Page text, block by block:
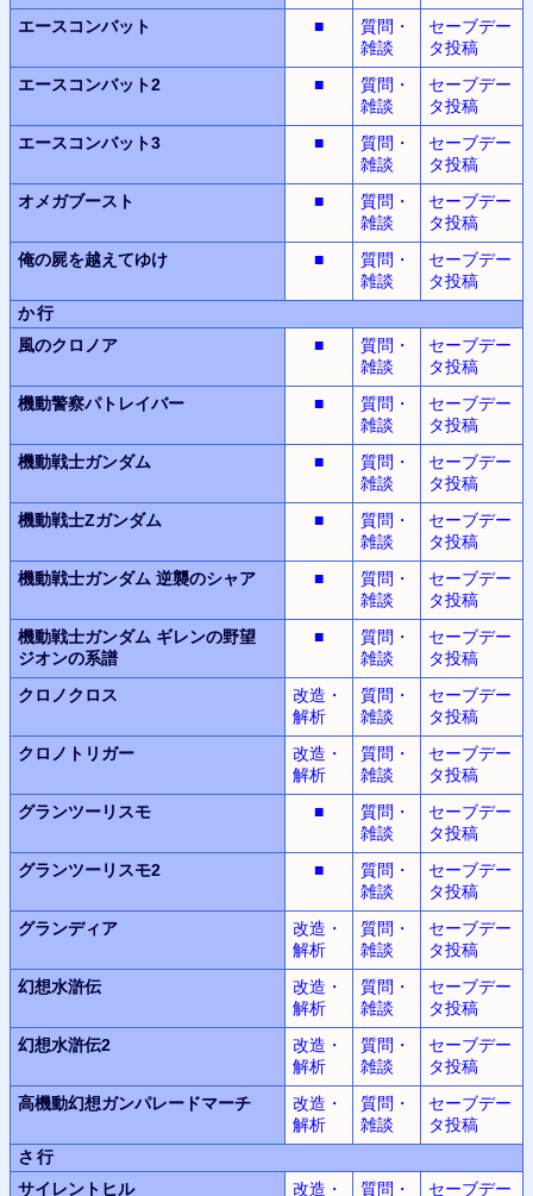
エースコンバット
■
質問・
雑談
セーブデー
タ投稿
エースコンバット2
■
質問・
雑談
セーブデー
タ投稿
エースコンバット3
■
質問・
雑談
セーブデー
タ投稿
オメガブースト
■
質問・
雑談
セーブデー
タ投稿
俺の屍を越えてゆけ
■
質問・
雑談
セーブデー
タ投稿
か行
風のクロノア
■
質問・
雑談
セーブデー
タ投稿
機動警察パトレイバー
■
質問・
雑談
セーブデー
タ投稿
機動戦士ガンダム
■
質問・
雑談
セーブデー
タ投稿
機動戦士Zガンダム
■
質問・
雑談
セーブデー
タ投稿
機動戦士ガンダム 逆襲のシャア ■
質問・
雑談
セーブデー
タ投稿
機動戦士ガンダム ギレンの野望
ジオンの系譜
■
質問・
雑談
セーブデー
タ投稿
クロノクロス
改造・
解析
質問・
雑談
セーブデー
タ投稿
クロノトリガー
改造・
解析
質問・
雑談
セーブデー
タ投稿
グランツーリスモ
■
質問・
雑談
セーブデー
タ投稿
グランツーリスモ2
■
質問・
雑談
セーブデー
タ投稿
グランディア
改造・
解析
質問・
雑談
セーブデー
タ投稿
幻想水滸伝
改造・
解析
質問・
雑談
セーブデー
タ投稿
幻想水滸伝2
改造・
解析
質問・
雑談
セーブデー
タ投稿
高機動幻想ガンパレードマーチ
改造・
解析
質問・
雑談
セーブデー
タ投稿
さ行
サイレントヒル
改造・
質問・
セーブデー